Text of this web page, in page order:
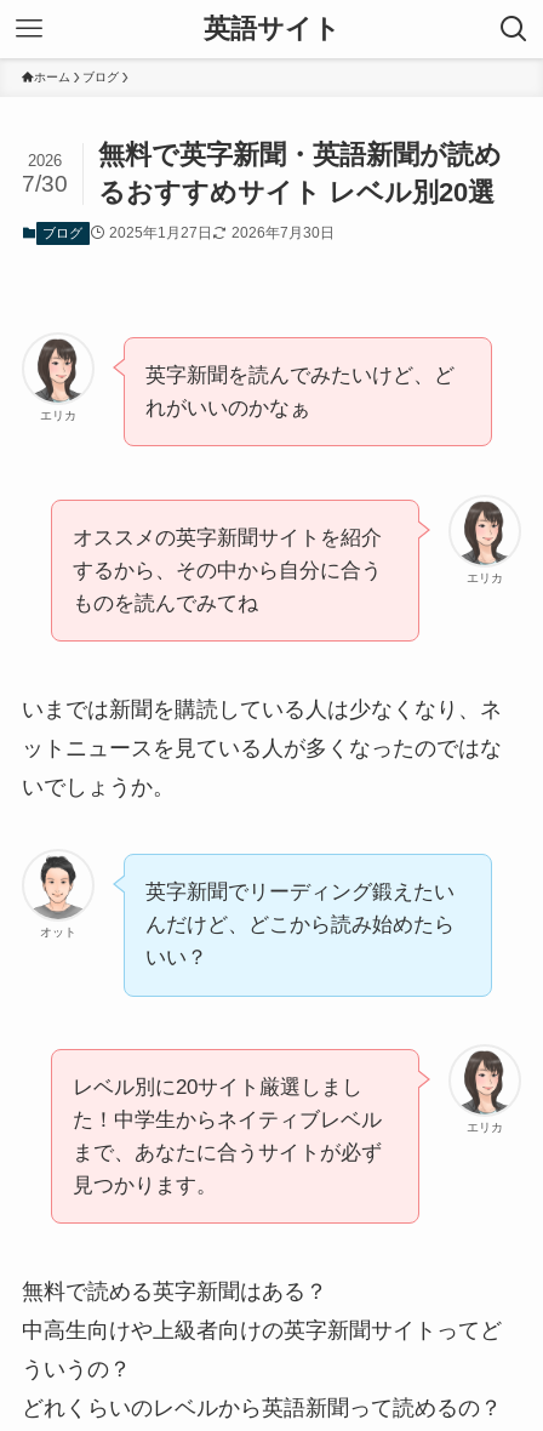
英語サイト
ホーム ブログ
無料で英字新聞・英語新聞が読め
るおすすめサイト レベル別20選
2026
7/30
ブログ 2025年1月27日 2026年7月30日
エリカ
英字新聞を読んでみたいけど、ど
れがいいのかなぁ
エリカ
オススメの英字新聞サイトを紹介
するから、その中から自分に合う
ものを読んでみてね
いまでは新聞を購読している人は少なくなり、ネ
ットニュースを見ている人が多くなったのではな
いでしょうか。
オット
英字新聞でリーディング鍛えたい
んだけど、どこから読み始めたら
いい？
エリカ
レベル別に20サイト厳選しまし
た！中学生からネイティブレベル
まで、あなたに合うサイトが必ず
見つかります。
無料で読める英字新聞はある？
中高生向けや上級者向けの英字新聞サイトってど
ういうの？
どれくらいのレベルから英語新聞って読めるの？